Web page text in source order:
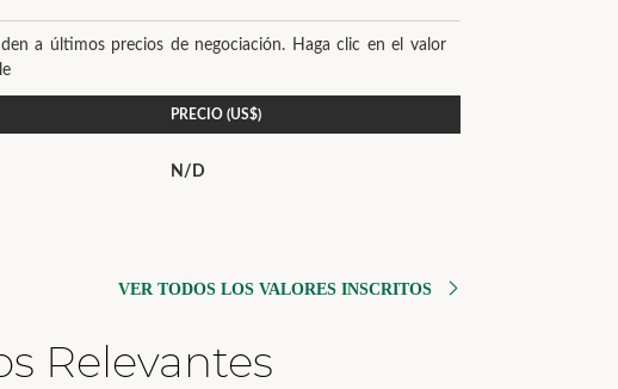
a últimos precios de negociación. Haga clic en el valor
PRECIO (US$)
N/D
VER TODOS LOS VALORES INSCRITOS
Relevantes